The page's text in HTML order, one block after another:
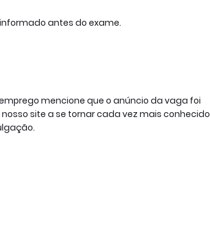
antes do exame.
mencione que o anúncio da vaga foi
site a se tornar cada vez mais conhecido